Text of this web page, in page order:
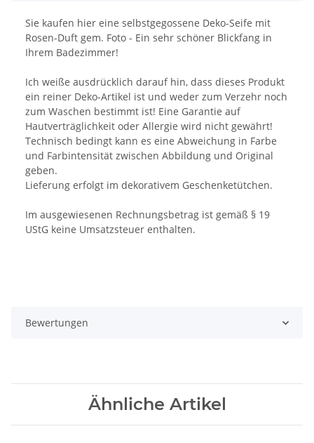
Sie kaufen hier eine selbstgegossene Deko-Seife mit
Rosen-Duft gem. Foto - Ein sehr schöner Blickfang in
Ihrem Badezimmer!
Ich weiße ausdrücklich darauf hin, dass dieses Produkt
ein reiner Deko-Artikel ist und weder zum Verzehr noch
zum Waschen bestimmt ist! Eine Garantie auf
Hautverträglichkeit oder Allergie wird nicht gewährt!
Technisch bedingt kann es eine Abweichung in Farbe
und Farbintensität zwischen Abbildung und Original
geben.
Lieferung erfolgt im dekorativem Geschenketütchen.
Im ausgewiesenen Rechnungsbetrag ist gemäß § 19
UStG keine Umsatzsteuer enthalten.
Bewertungen
Ähnliche Artikel